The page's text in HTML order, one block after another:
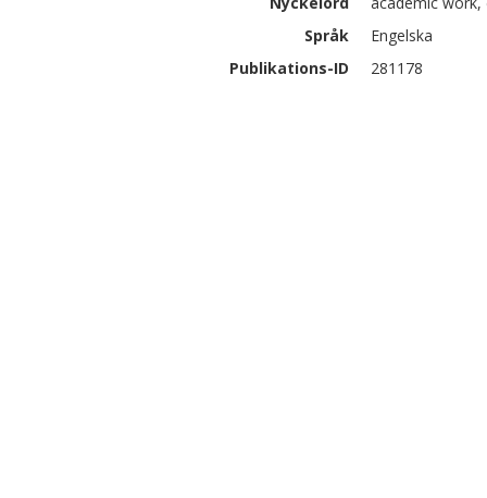
Språk
Engelska
Publikations-ID
281178